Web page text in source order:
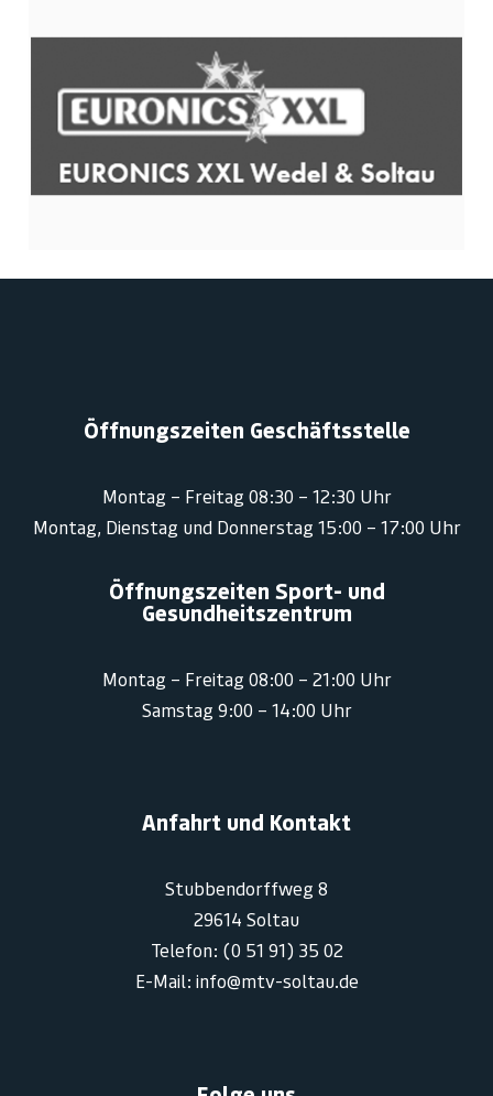
Öffnungszeiten Geschäftsstelle
Montag – Freitag 08:30 – 12:30 Uhr
Montag, Dienstag und Donnerstag 15:00 – 17:00 Uhr
Öffnungszeiten Sport- und
Gesundheitszentrum
Montag – Freitag 08:00 – 21:00 Uhr
Samstag 9:00 – 14:00 Uhr
Anfahrt und Kontakt
Stubbendorffweg 8
29614 Soltau
Telefon: (0 51 91) 35 02
E-Mail: info@mtv-soltau.de